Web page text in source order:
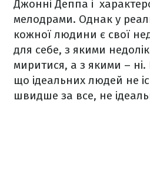
Джонні Деппа і
мелодрами. Однак у
кожної людини є свої
для себе, з якими
миритися, а з якими – ні.
що ідеальних людей не
швидше за все, не